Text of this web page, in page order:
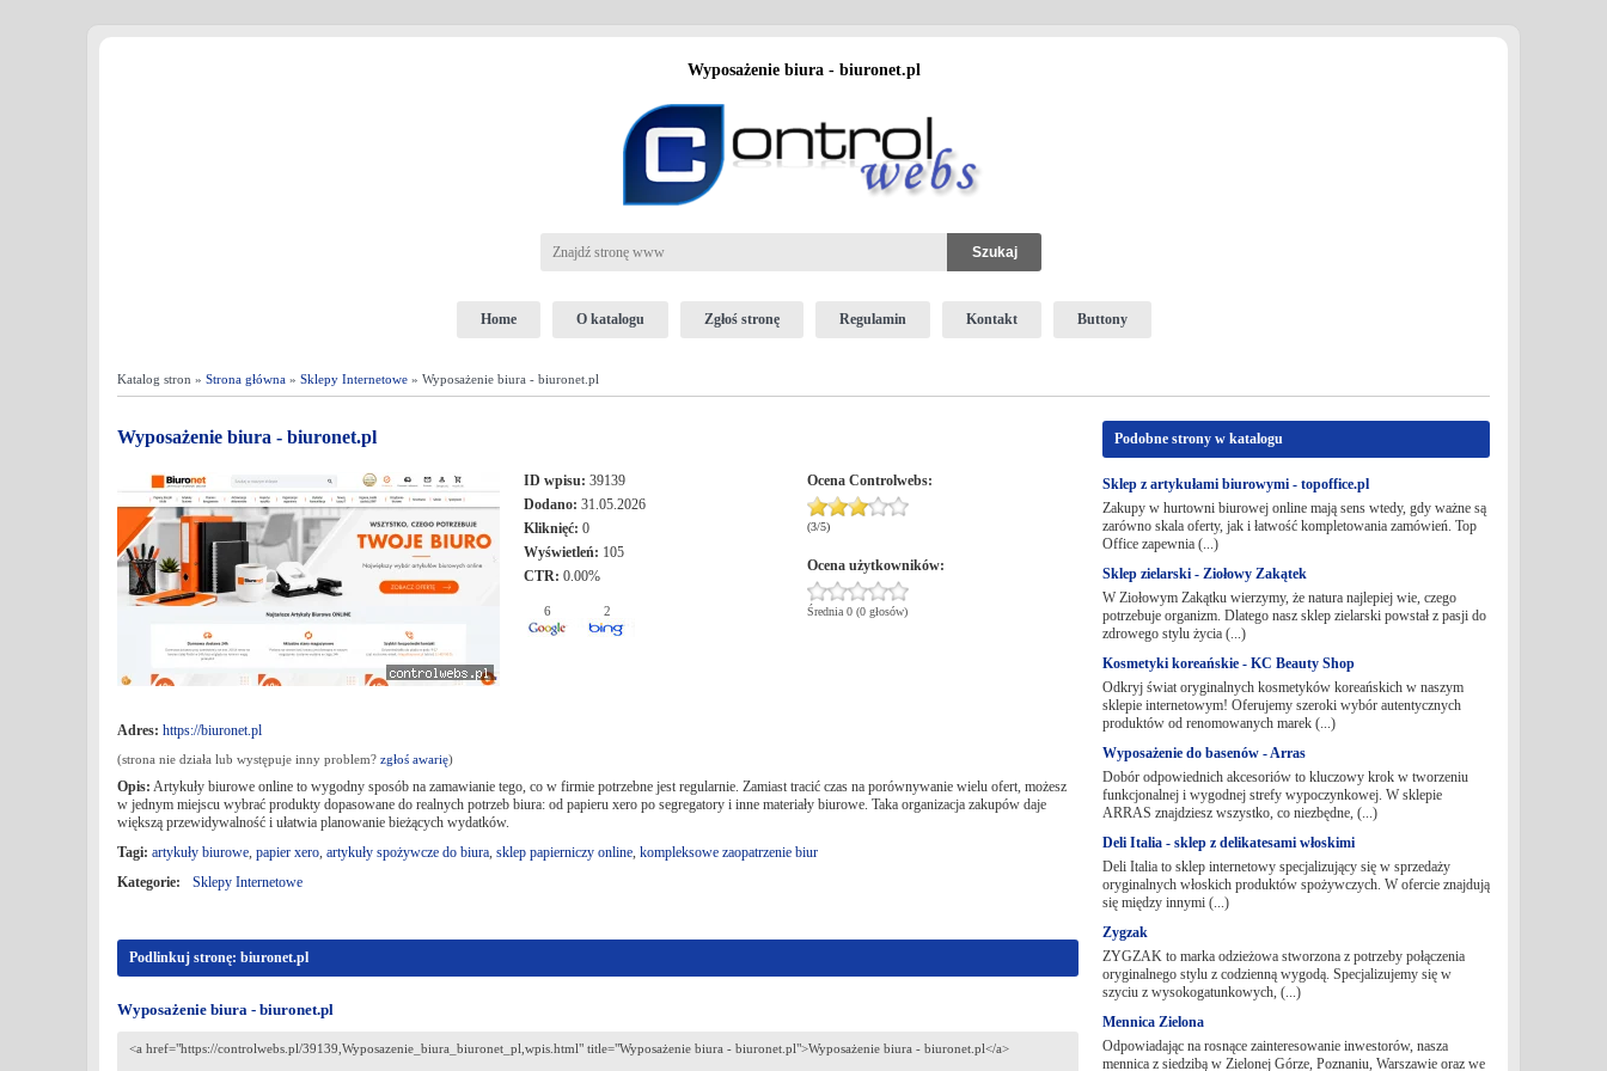
Wyposażenie biura - biuronet.pl
Home O katalogu Zgłoś stronę Regulamin Kontakt Buttony
Katalog stron » Strona główna » Sklepy Internetowe » Wyposażenie biura - biuronet.pl
Wyposażenie biura - biuronet.pl
ID wpisu: 39139
Dodano: 31.05.2026
Kliknięć: 0
Wyświetleń: 105
CTR: 0.00%
6 2
Ocena Controlwebs:
(3/5)
Ocena użytkowników:
Średnia 0 (0 głosów)
Adres: https://biuronet.pl
(strona nie działa lub występuje inny problem? zgłoś awarię)
Opis: Artykuły biurowe online to wygodny sposób na zamawianie tego, co w firmie potrzebne jest regularnie. Zamiast tracić czas na porównywanie wielu ofert, możesz
w jednym miejscu wybrać produkty dopasowane do realnych potrzeb biura: od papieru xero po segregatory i inne materiały biurowe. Taka organizacja zakupów daje
większą przewidywalność i ułatwia planowanie bieżących wydatków.
Tagi: artykuły biurowe, papier xero, artykuły spożywcze do biura, sklep papierniczy online, kompleksowe zaopatrzenie biur
Kategorie:
Sklepy Internetowe
Podlinkuj stronę: biuronet.pl
Wyposażenie biura - biuronet.pl
Podobne strony w katalogu
Sklep z artykułami biurowymi - topoffice.pl
Zakupy w hurtowni biurowej online mają sens wtedy, gdy ważne są
zarówno skala oferty, jak i łatwość kompletowania zamówień. Top
Office zapewnia (...)
Sklep zielarski - Ziołowy Zakątek
W Ziołowym Zakątku wierzymy, że natura najlepiej wie, czego
potrzebuje organizm. Dlatego nasz sklep zielarski powstał z pasji do
zdrowego stylu życia (...)
Kosmetyki koreańskie - KC Beauty Shop
Odkryj świat oryginalnych kosmetyków koreańskich w naszym
sklepie internetowym! Oferujemy szeroki wybór autentycznych
produktów od renomowanych marek (...)
Wyposażenie do basenów - Arras
Dobór odpowiednich akcesoriów to kluczowy krok w tworzeniu
funkcjonalnej i wygodnej strefy wypoczynkowej. W sklepie
ARRAS znajdziesz wszystko, co niezbędne, (...)
Deli Italia - sklep z delikatesami włoskimi
Deli Italia to sklep internetowy specjalizujący się w sprzedaży
oryginalnych włoskich produktów spożywczych. W ofercie znajdują
się między innymi (...)
Zygzak
ZYGZAK to marka odzieżowa stworzona z potrzeby połączenia
oryginalnego stylu z codzienną wygodą. Specjalizujemy się w
szyciu z wysokogatunkowych, (...)
Mennica Zielona
Odpowiadając na rosnące zainteresowanie inwestorów, nasza
mennica z siedzibą w Zielonej Górze, Poznaniu, Warszawie oraz we